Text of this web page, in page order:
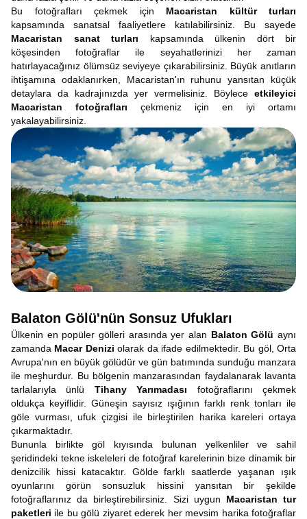
Bu fotoğrafları çekmek için Macaristan kültür turları
kapsamında sanatsal faaliyetlere katılabilirsiniz. Bu sayede
Macaristan sanat turları kapsamında ülkenin dört bir
köşesinden fotoğraflar ile seyahatlerinizi her zaman
hatırlayacağınız ölümsüz seviyeye çıkarabilirsiniz. Büyük anıtların
ihtişamına odaklanırken, Macaristan'ın ruhunu yansıtan küçük
detaylara da kadrajınızda yer vermelisiniz. Böylece etkileyici
Macaristan fotoğrafları çekmeniz için en iyi ortamı
yakalayabilirsiniz.
Balaton Gölü'nün Sonsuz Ufukları
Ülkenin en popüler gölleri arasında yer alan Balaton Gölü aynı
zamanda Macar Denizi olarak da ifade edilmektedir. Bu göl, Orta
Avrupa'nın en büyük gölüdür ve gün batımında sunduğu manzara
ile meşhurdur. Bu bölgenin manzarasından faydalanarak lavanta
tarlalarıyla ünlü Tihany Yarımadası fotoğraflarını çekmek
oldukça keyiflidir. Güneşin sayısız ışığının farklı renk tonları ile
göle vurması, ufuk çizgisi ile birleştirilen harika kareleri ortaya
çıkarmaktadır.
Bununla birlikte göl kıyısında bulunan yelkenliler ve sahil
şeridindeki tekne iskeleleri de fotoğraf karelerinin bize dinamik bir
denizcilik hissi katacaktır. Gölde farklı saatlerde yaşanan ışık
oyunlarını görün sonsuzluk hissini yansıtan bir şekilde
fotoğraflarınız da birleştirebilirsiniz. Sizi uygun Macaristan tur
paketleri ile bu gölü ziyaret ederek her mevsim harika fotoğraflar